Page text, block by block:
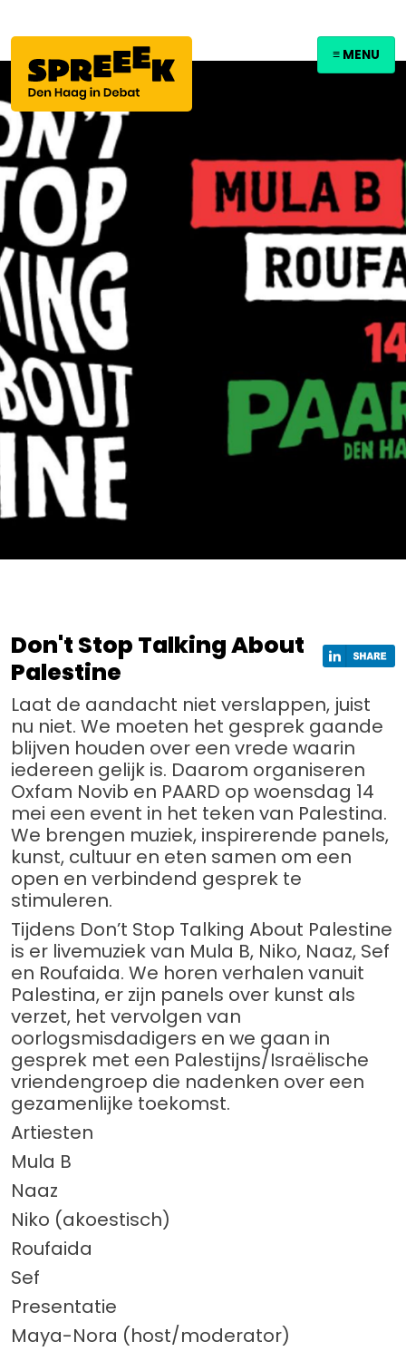
≡ MENU
Don't Stop Talking About
Palestine
Laat de aandacht niet verslappen, juist
nu niet. We moeten het gesprek gaande
blijven houden over een vrede waarin
iedereen gelijk is. Daarom organiseren
Oxfam Novib en PAARD op woensdag 14
mei een event in het teken van Palestina.
We brengen muziek, inspirerende panels,
kunst, cultuur en eten samen om een
open en verbindend gesprek te
stimuleren.
Tijdens Don’t Stop Talking About Palestine
is er livemuziek van Mula B, Niko, Naaz, Sef
en Roufaida. We horen verhalen vanuit
Palestina, er zijn panels over kunst als
verzet, het vervolgen van
oorlogsmisdadigers en we gaan in
gesprek met een Palestijns/Israëlische
vriendengroep die nadenken over een
gezamenlijke toekomst.
Artiesten
Mula B
Naaz
Niko (akoestisch)
Roufaida
Sef
Presentatie
Maya-Nora (host/moderator)